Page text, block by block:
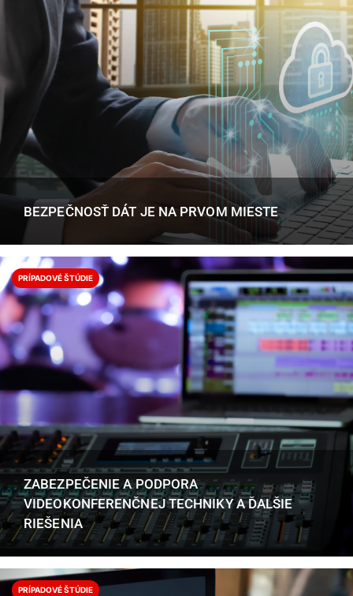
BEZPEČNOSŤ DÁT JE NA PRVOM MIESTE
ZABEZPEČENIE A PODPORA
VIDEOKONFERENČNEJ TECHNIKY A ĎALŠIE
RIEŠENIA
PRÍPADOVÉ ŠTÚDIE
PRÍPADOVÉ ŠTÚDIE